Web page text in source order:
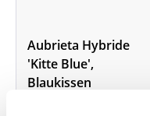
Aubrieta Hybride
'Kitte Blue',
Blaukissen